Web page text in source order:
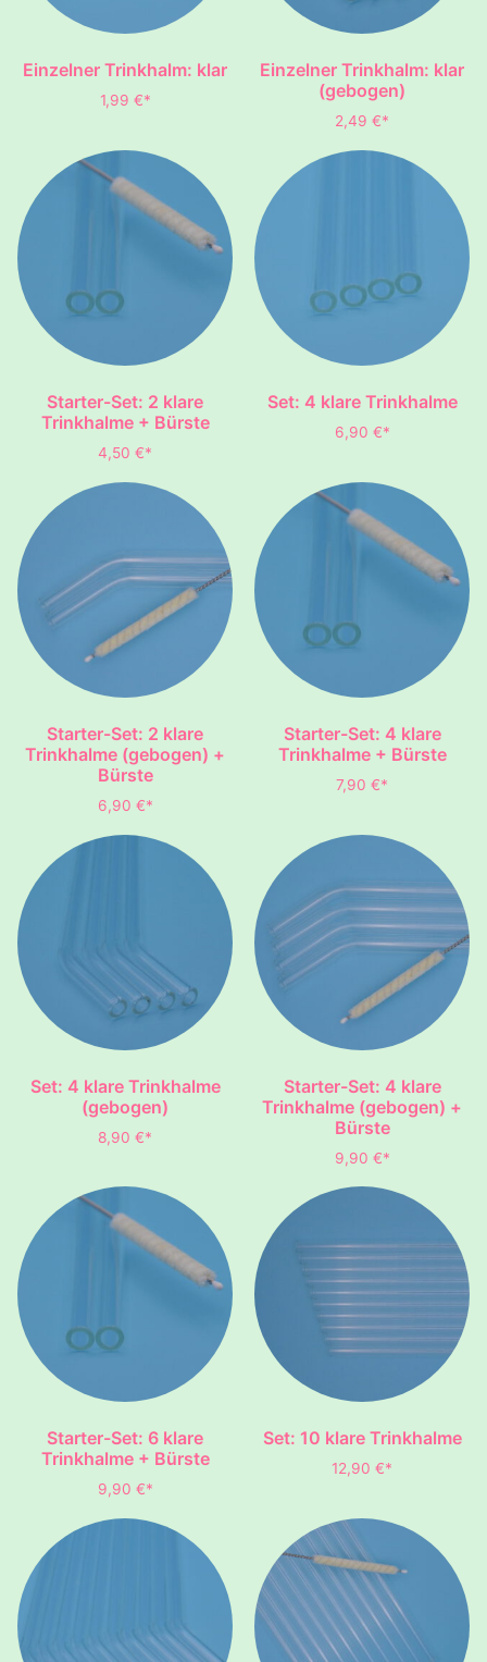
Einzelner Trinkhalm: klar
1,99 €*
Einzelner Trinkhalm: klar
(gebogen)
2,49 €*
Starter-Set: 2 klare
Trinkhalme + Bürste
4,50 €*
Set: 4 klare Trinkhalme
6,90 €*
Starter-Set: 2 klare
Trinkhalme (gebogen) +
Bürste
6,90 €*
Starter-Set: 4 klare
Trinkhalme + Bürste
7,90 €*
Set: 4 klare Trinkhalme
(gebogen)
8,90 €*
Starter-Set: 4 klare
Trinkhalme (gebogen) +
Bürste
9,90 €*
Starter-Set: 6 klare
Trinkhalme + Bürste
9,90 €*
Set: 10 klare Trinkhalme
12,90 €*